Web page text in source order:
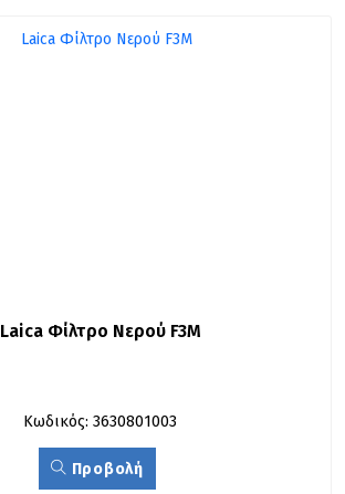
Laica Φίλτρο Νερού F3M
Κωδικός: 3630801003
Προβολή